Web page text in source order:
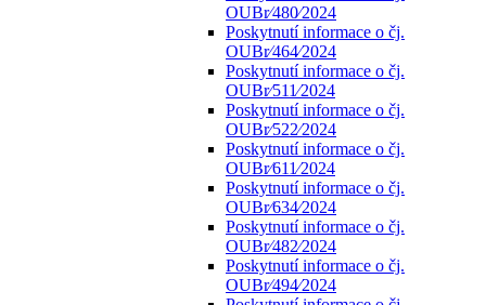
OUBr⁄480⁄2024
Poskytnutí informace o čj.
OUBr⁄464⁄2024
Poskytnutí informace o čj.
OUBr⁄511⁄2024
Poskytnutí informace o čj.
OUBr⁄522⁄2024
Poskytnutí informace o čj.
OUBr⁄611⁄2024
Poskytnutí informace o čj.
OUBr⁄634⁄2024
Poskytnutí informace o čj.
OUBr⁄482⁄2024
Poskytnutí informace o čj.
OUBr⁄494⁄2024